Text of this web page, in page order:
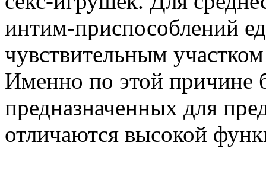
интим-приспособлений
чувствительным
Именно по этой причине
предназначенных для
отличаются высокой